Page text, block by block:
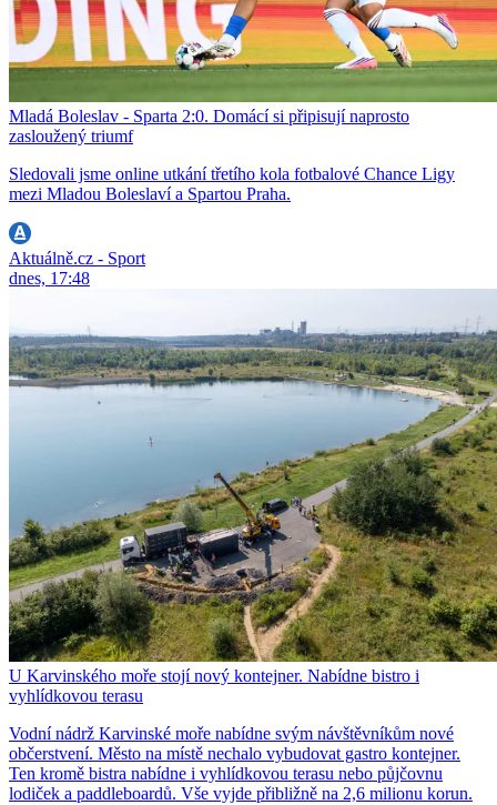
Mladá Boleslav - Sparta 2:0. Domácí si připisují naprosto
zasloužený triumf
Sledovali jsme online utkání třetího kola fotbalové Chance Ligy
mezi Mladou Boleslaví a Spartou Praha.
Aktuálně.cz - Sport
dnes, 17:48
U Karvinského moře stojí nový kontejner. Nabídne bistro i
vyhlídkovou terasu
Vodní nádrž Karvinské moře nabídne svým návštěvníkům nové
občerstvení. Město na místě nechalo vybudovat gastro kontejner.
Ten kromě bistra nabídne i vyhlídkovou terasu nebo půjčovnu
lodiček a paddleboardů. Vše vyjde přibližně na 2,6 milionu korun.